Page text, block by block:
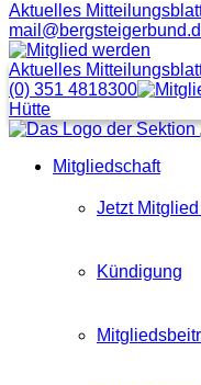
Aktuelles
Klick
auf
Link
man
Aktuelles
(0) 351 4818300
Hütte
Mitgliedschaft
Jetzt
Kündigung